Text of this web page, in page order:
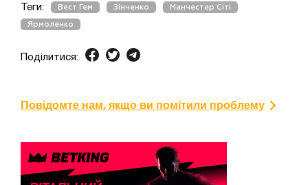
Теги: Вест Гем Зінченко Манчестер Сіті
Ярмоленко
Поділитися:
Повідомте нам, якщо ви помітили проблему